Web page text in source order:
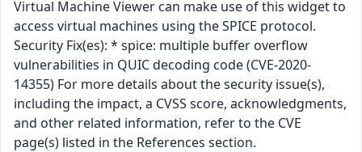
Virtual Machine Viewer can make use of this widget to
access virtual machines using the SPICE protocol.
Security Fix(es): * spice: multiple buffer overflow
vulnerabilities in QUIC decoding code (CVE-2020-
14355) For more details about the security issue(s),
including the impact, a CVSS score, acknowledgments,
and other related information, refer to the CVE
page(s) listed in the References section.